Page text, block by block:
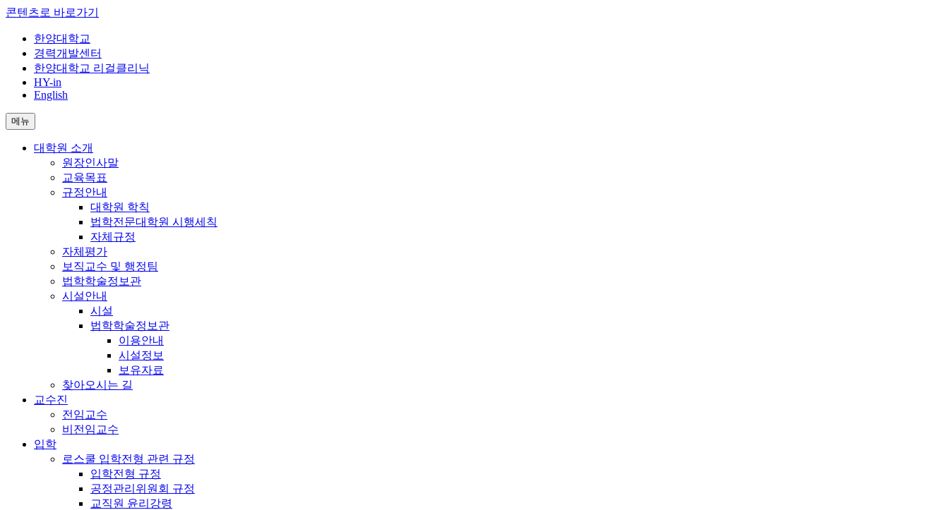
콘텐츠로 바로가기
한양대학교
경력개발센터
한양대학교 리걸클리닉
HY-in
English
메뉴
대학원 소개
원장인사말
교육목표
규정안내
대학원 학칙
법학전문대학원 시행세칙
자체규정
자체평가
보직교수 및 행정팀
법학학술정보관
시설안내
시설
법학학술정보관
이용안내
시설정보
보유자료
찾아오시는 길
교수진
전임교수
비전임교수
입학
로스쿨 입학전형 관련 규정
입학전형 규정
공정관리위원회 규정
교직원 윤리강령